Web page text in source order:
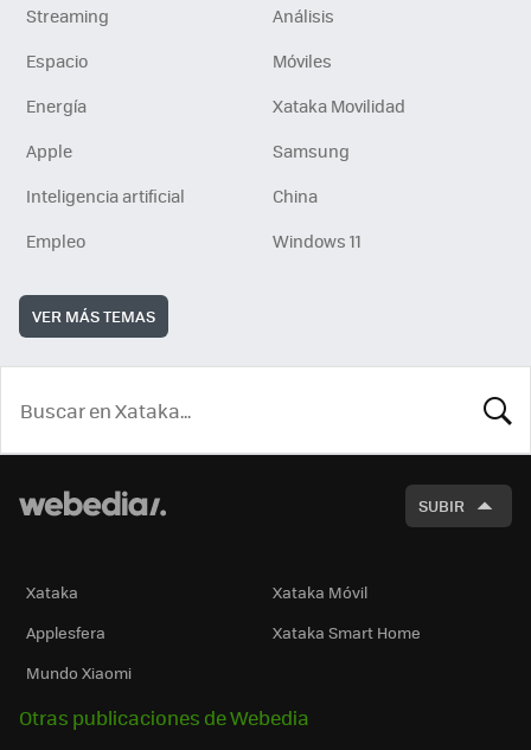
Streaming
Análisis
Espacio
Móviles
Energía
Xataka Movilidad
Apple
Samsung
Inteligencia artificial
China
Empleo
Windows 11
VER MÁS TEMAS
SUBIR
Xataka
Xataka Móvil
Applesfera
Xataka Smart Home
Mundo Xiaomi
Otras publicaciones de Webedia